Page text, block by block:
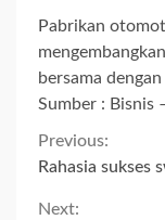
Pabrikan
bersama
Sumber : Bisnis
Continue
Reading
Previous:
Rahasia sukses
Next: